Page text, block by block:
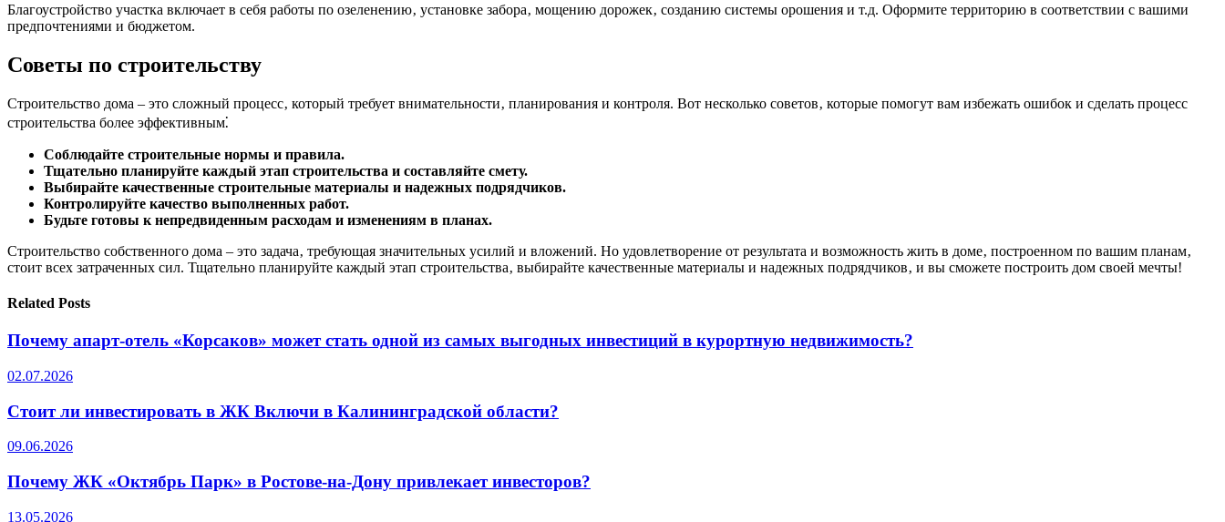
Благоустройство участка включает в себя работы по озеленению‚ установке забора‚ мощению дорожек‚ созданию системы орошения и т.д. Оформите территорию в соответствии с вашими
предпочтениями и бюджетом.
Советы по строительству
Строительство дома – это сложный процесс‚ который требует внимательности‚ планирования и контроля. Вот несколько советов‚ которые помогут вам избежать ошибок и сделать процесс
строительства более эффективным⁚
Соблюдайте строительные нормы и правила.
Тщательно планируйте каждый этап строительства и составляйте смету.
Выбирайте качественные строительные материалы и надежных подрядчиков.
Контролируйте качество выполненных работ.
Будьте готовы к непредвиденным расходам и изменениям в планах.
Строительство собственного дома – это задача‚ требующая значительных усилий и вложений. Но удовлетворение от результата и возможность жить в доме‚ построенном по вашим планам‚
стоит всех затраченных сил. Тщательно планируйте каждый этап строительства‚ выбирайте качественные материалы и надежных подрядчиков‚ и вы сможете построить дом своей мечты!
Related Posts
Почему апарт-отель «Корсаков» может стать одной из самых выгодных инвестиций в курортную недвижимость?
02.07.2026
Стоит ли инвестировать в ЖК Включи в Калининградской области?
09.06.2026
Почему ЖК «Октябрь Парк» в Ростове-на-Дону привлекает инвесторов?
13.05.2026